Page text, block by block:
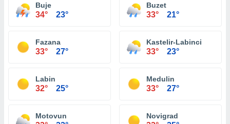
Buje
34° 23°
Buzet
33° 21°
Fazana
33° 27°
Kastelir-Labinci
33° 23°
Labin
32° 25°
Medulin
33° 27°
Motovun Novigrad